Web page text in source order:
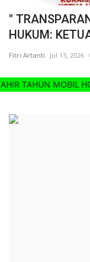
"
HUKUM:
Fitri Artanti Jul 13, 2026
MOBIL HONDA